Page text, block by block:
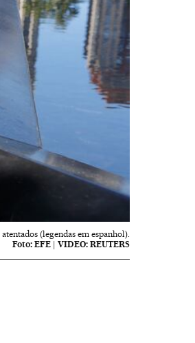
(legendas em espanhol).
Foto: EFE | VIDEO: REUTERS